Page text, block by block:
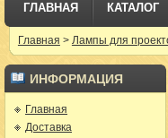
ГЛАВНАЯ КАТАЛОГ
Главная > Лампы для
ИНФОРМАЦИЯ
Главная
Доставка